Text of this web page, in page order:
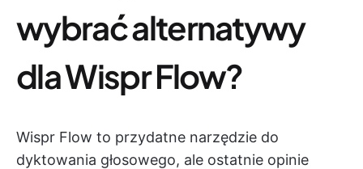
wybrać alternatywy
dla Wispr Flow?
Wispr Flow to przydatne narzędzie do
dyktowania głosowego, ale ostatnie opinie